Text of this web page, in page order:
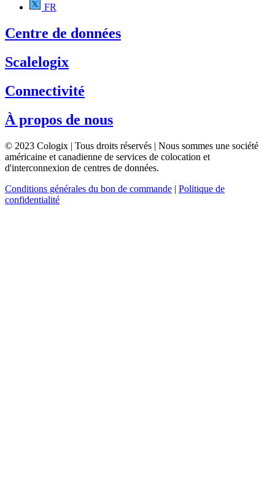
FR
Centre de données
Scalelogix
Connectivité
À propos de nous
© 2023 Cologix | Tous droits réservés | Nous sommes une société
américaine et canadienne de services de colocation et
d'interconnexion de centres de données.
Conditions générales du bon de commande | Politique de
confidentialité